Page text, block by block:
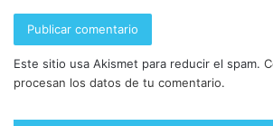
Este sitio usa Akismet para reducir el spam.
procesan los datos de tu comentario.